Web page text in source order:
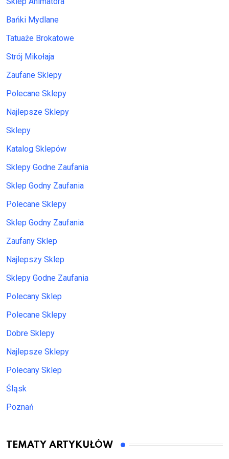
Bańki Mydlane
Tatuaże Brokatowe
Strój Mikołaja
Zaufane Sklepy
Polecane Sklepy
Najlepsze Sklepy
Sklepy
Katalog Sklepów
Sklepy Godne Zaufania
Sklep Godny Zaufania
Polecane Sklepy
Sklep Godny Zaufania
Zaufany Sklep
Najlepszy Sklep
Sklepy Godne Zaufania
Polecany Sklep
Polecane Sklepy
Dobre Sklepy
Najlepsze Sklepy
Polecany Sklep
Śląsk
Poznań
TEMATY ARTYKUŁÓW